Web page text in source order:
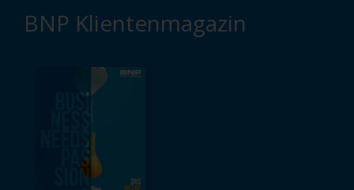
BNP Klientenmagazin